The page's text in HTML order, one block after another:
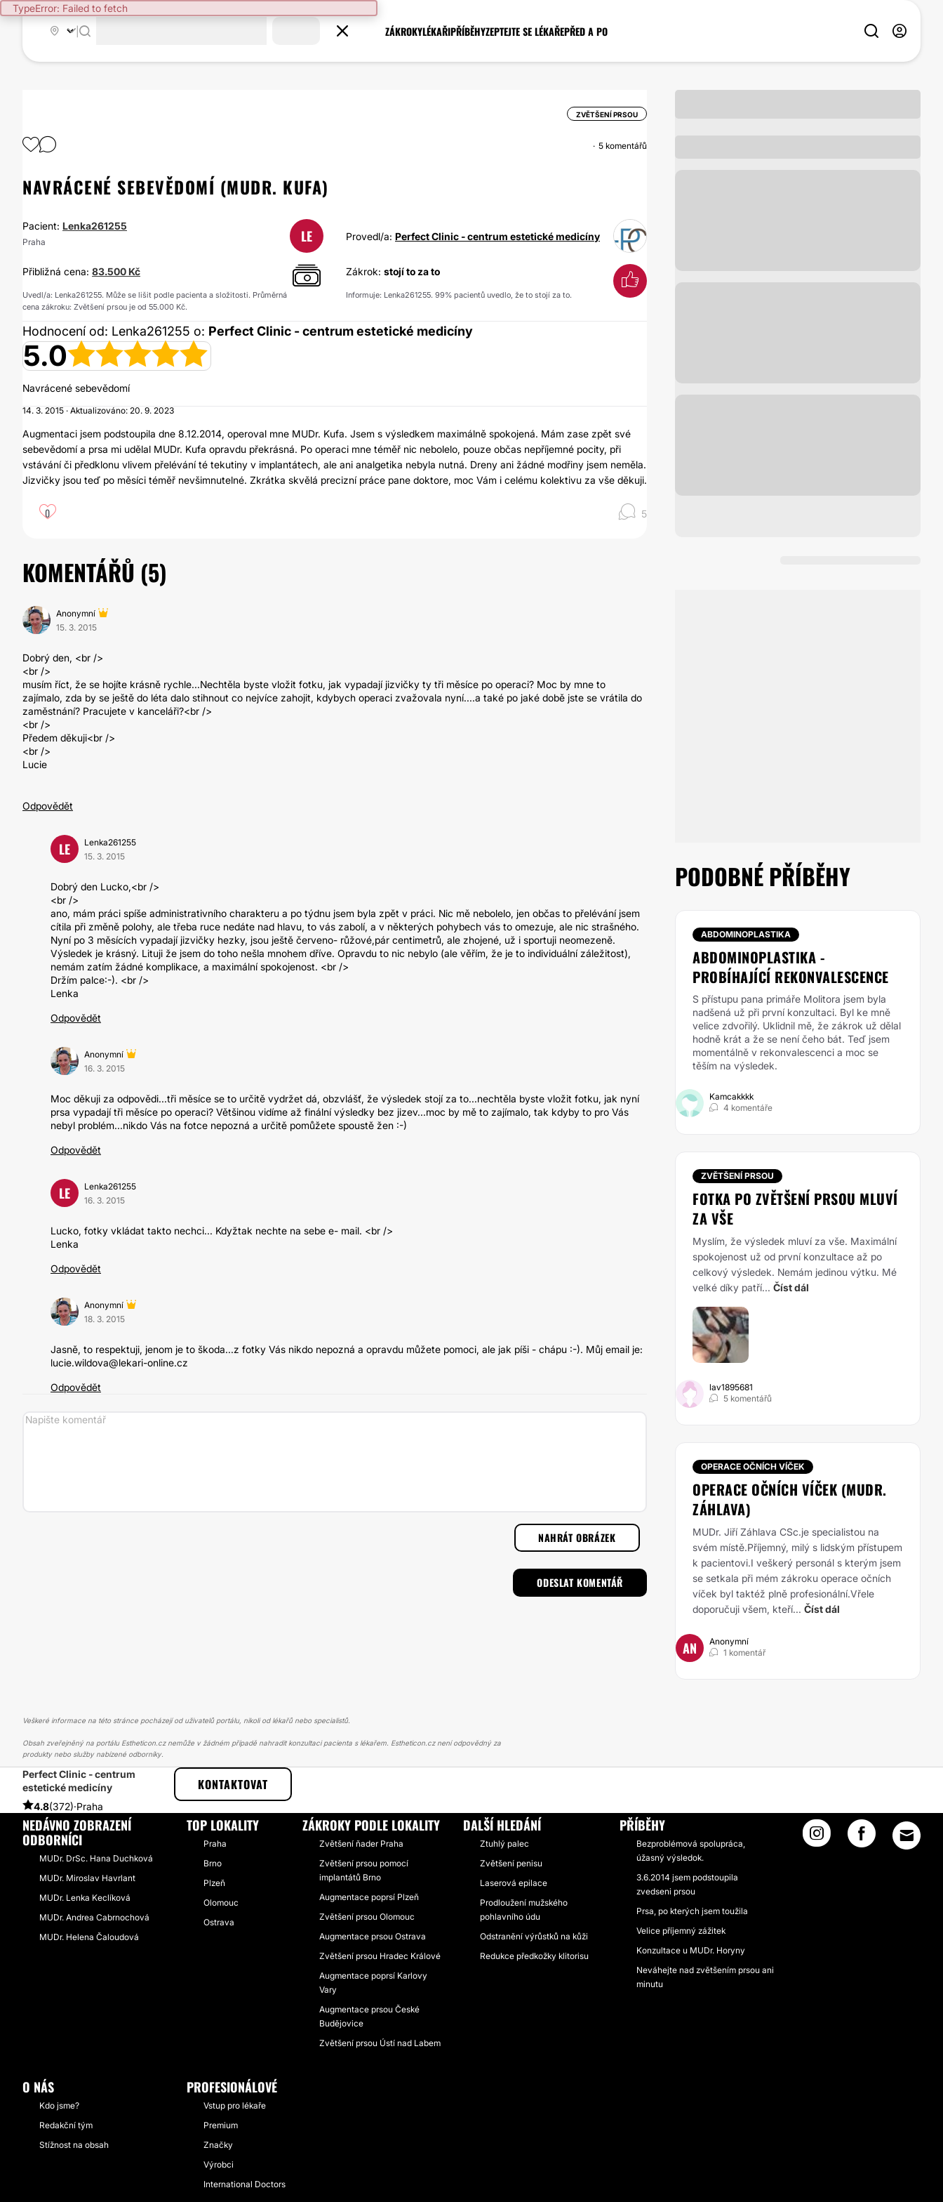
TypeError: Failed to fetch
ZÁKROKYLÉKAŘIPŘÍBĚHYZEPTEJTE SE LÉKAŘEPŘED A PO
ZVĚTŠENÍ PRSOU
5 komentářů
NAVRÁCENÉ SEBEVĚDOMÍ (MUDR. KUFA)
Pacient: Lenka261255
Praha LE Provedl/a: Perfect Clinic - centrum estetické medicíny
Přibližná cena: 83.500 Kč
Uvedl/a: Lenka261255. Může se lišit podle pacienta a složitosti. Průměrná
cena zákroku: Zvětšení prsou je od 55.000 Kč.
Zákrok: stojí to za to
Informuje: Lenka261255. 99% pacientů uvedlo, že to stojí za to.
Hodnocení od: Lenka261255 o: Perfect Clinic - centrum estetické medicíny
5.0
Navrácené sebevědomí
14. 3. 2015 · Aktualizováno: 20. 9. 2023
Augmentaci jsem podstoupila dne 8.12.2014, operoval mne MUDr. Kufa. Jsem s výsledkem maximálně spokojená. Mám zase zpět své
sebevědomí a prsa mi udělal MUDr. Kufa opravdu překrásná. Po operaci mne téměř nic nebolelo, pouze občas nepříjemné pocity, při
vstávání či předklonu vlivem přelévání té tekutiny v implantátech, ale ani analgetika nebyla nutná. Dreny ani žádné modřiny jsem neměla.
Jizvičky jsou teď po měsíci téměř nevšimnutelné. Zkrátka skvělá precizní práce pane doktore, moc Vám i celému kolektivu za vše děkuji.
0 5
KOMENTÁŘŮ (5)
Anonymní
15. 3. 2015
Dobrý den, <br />
<br />
musím říct, že se hojíte krásně rychle...Nechtěla byste vložit fotku, jak vypadají jizvičky ty tři měsíce po operaci? Moc by mne to
zajímalo, zda by se ještě do léta dalo stihnout co nejvíce zahojit, kdybych operaci zvažovala nyní....a také po jaké době jste se vrátila do
zaměstnání? Pracujete v kanceláři?<br />
<br />
Předem děkuji<br />
<br />
Lucie
Odpovědět
LE
Lenka261255
15. 3. 2015
Dobrý den Lucko,<br />
<br />
ano, mám práci spíše administrativního charakteru a po týdnu jsem byla zpět v práci. Nic mě nebolelo, jen občas to přelévání jsem
cítila při změně polohy, ale třeba ruce nedáte nad hlavu, to vás zabolí, a v některých pohybech vás to omezuje, ale nic strašného.
Nyní po 3 měsících vypadají jizvičky hezky, jsou ještě červeno- růžové,pár centimetrů, ale zhojené, už i sportuji neomezeně.
Výsledek je krásný. Lituji že jsem do toho nešla mnohem dříve. Opravdu to nic nebylo (ale věřím, že je to individuální záležitost),
nemám zatím žádné komplikace, a maximální spokojenost. <br />
Držím palce:-). <br />
Lenka
Odpovědět
Anonymní
16. 3. 2015
Moc děkuji za odpovědi...tři měsíce se to určitě vydržet dá, obzvlášť, že výsledek stojí za to...nechtěla byste vložit fotku, jak nyní
prsa vypadají tři měsíce po operaci? Většinou vidíme až finální výsledky bez jizev...moc by mě to zajímalo, tak kdyby to pro Vás
nebyl problém...nikdo Vás na fotce nepozná a určitě pomůžete spoustě žen :-)
Odpovědět
LE
Lenka261255
16. 3. 2015
Lucko, fotky vkládat takto nechci... Kdyžtak nechte na sebe e- mail. <br />
Lenka
Odpovědět
Anonymní
18. 3. 2015
Jasně, to respektuji, jenom je to škoda...z fotky Vás nikdo nepozná a opravdu můžete pomoci, ale jak píši - chápu :-). Můj email je:
lucie.wildova@lekari-online.cz
Odpovědět
NAHRÁT OBRÁZEK
PODOBNÉ PŘÍBĚHY
ABDOMINOPLASTIKA
ABDOMINOPLASTIKA -
PROBÍHAJÍCÍ REKONVALESCENCE
S přístupu pana primáře Molitora jsem byla
nadšená už při první konzultaci. Byl ke mně
velice zdvořilý. Uklidnil mě, že zákrok už dělal
hodně krát a že se není čeho bát. Teď jsem
momentálně v rekonvalescenci a moc se
těším na výsledek.
Kamcakkkk
4 komentáře
ZVĚTŠENÍ PRSOU
FOTKA PO ZVĚTŠENÍ PRSOU MLUVÍ
ZA VŠE
Myslím, že výsledek mluví za vše. Maximální
spokojenost už od první konzultace až po
celkový výsledek. Nemám jedinou výtku. Mé
velké díky patří... Číst dál
lav1895681
5 komentářů
OPERACE OČNÍCH VÍČEK
OPERACE OČNÍCH VÍČEK (MUDR.
ZÁHLAVA)
MUDr. Jiří Záhlava CSc.je specialistou na
svém místě.Příjemný, milý s lidským přístupem
k pacientovi.I veškerý personál s kterým jsem
se setkala při mém zákroku operace očních
víček byl taktéž plně profesionální.Vřele
doporučuji všem, kteří... Číst dál
AN
Anonymní
1 komentář
Veškeré informace na této stránce pocházejí od uživatelů portálu, nikoli od lékařů nebo specialistů.
Obsah zveřejněný na portálu Estheticon.cz nemůže v žádném případě nahradit konzultaci pacienta s lékařem. Estheticon.cz není odpovědný za
produkty nebo služby nabízené odborníky.
Perfect Clinic - centrum
estetické medicíny
4.8(372)·Praha
KONTAKTOVAT
ESTHETICON PŘÍBĚHY PŘÍBĚHY TÝKAJÍCÍ SE ZÁKROKU ZVĚTŠENÍ PRSOU
NEDÁVNO ZOBRAZENÍ
ODBORNÍCI
MUDr. DrSc. Hana Duchková
MUDr. Miroslav Havrlant
MUDr. Lenka Keclíková
MUDr. Andrea Cabrnochová
MUDr. Helena Čaloudová
TOP LOKALITY
Praha
Brno
Plzeň
Olomouc
Ostrava
ZÁKROKY PODLE LOKALITY
Zvětšení ňader Praha
Zvětšení prsou pomocí
implantátů Brno
Augmentace poprsí Plzeň
Zvětšení prsou Olomouc
Augmentace prsou Ostrava
Zvětšení prsou Hradec Králové
Augmentace poprsí Karlovy
Vary
Augmentace prsou České
Budějovice
Zvětšení prsou Ústí nad Labem
DALŠÍ HLEDÁNÍ
Ztuhlý palec
Zvětšení penisu
Laserová epilace
Prodloužení mužského
pohlavního údu
Odstranění výrůstků na kůži
Redukce předkožky klitorisu
PŘÍBĚHY
Bezproblémová spolupráca,
úžasný výsledok.
3.6.2014 jsem podstoupila
zvedseni prsou
Prsa, po kterých jsem toužila
Velice příjemný zážitek
Konzultace u MUDr. Horyny
Neváhejte nad zvětšením prsou ani
minutu
O NÁS
Kdo jsme?
Redakční tým
Stížnost na obsah
PROFESIONÁLOVÉ
Vstup pro lékaře
Premium
Značky
Výrobci
International Doctors